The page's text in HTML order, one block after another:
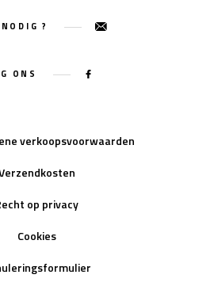
?
ONS
verkoopsvoorwaarden
op privacy
Cookies